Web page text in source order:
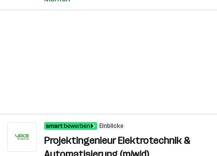
Einblicke
Projektingenieur Elektrotechnik &